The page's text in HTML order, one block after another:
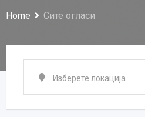
Home Сите огласи